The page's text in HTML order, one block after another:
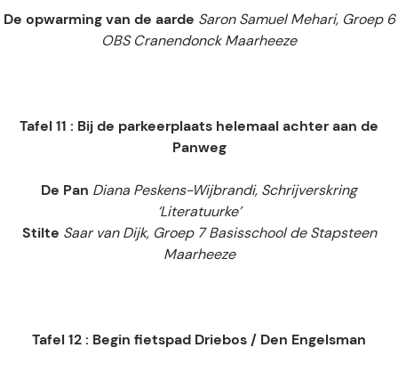
De opwarming van de aarde Saron Samuel Mehari, Groep 6
OBS Cranendonck Maarheeze
Tafel 11 : Bij de parkeerplaats helemaal achter aan de
Panweg
De Pan Diana Peskens-Wijbrandi, Schrijverskring
‘Literatuurke’
Stilte Saar van Dijk, Groep 7 Basisschool de Stapsteen
Maarheeze
Tafel 12 : Begin fietspad Driebos / Den Engelsman